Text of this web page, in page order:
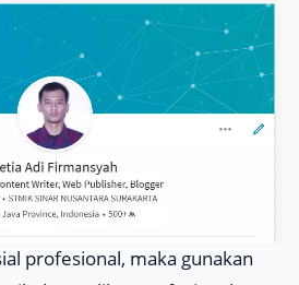
profesional, maka gunakan